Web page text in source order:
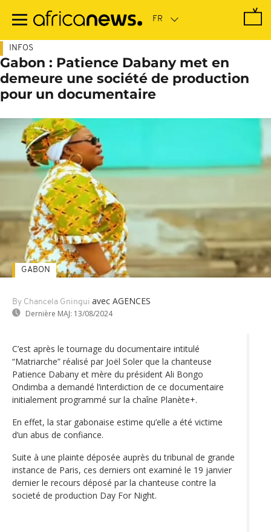
contenu
INFOS
Gabon : Patience Dabany met en
demeure une société de production
pour un documentaire
By Chancela Gningui avec AGENCES
Dernière MAJ: 13/08/2024
GABON
C’est après le tournage du documentaire intitulé
“Matriarche” réalisé par Joël Soler que la chanteuse
Patience Dabany et mère du président Ali Bongo
Ondimba a demandé l’interdiction de ce documentaire
initialement programmé sur la chaîne Planète+.
En effet, la star gabonaise estime qu’elle a été victime
d’un abus de confiance.
Suite à une plainte déposée auprès du tribunal de grande
instance de Paris, ces derniers ont examiné le 19 janvier
dernier le recours déposé par la chanteuse contre la
societé de production Day For Night.